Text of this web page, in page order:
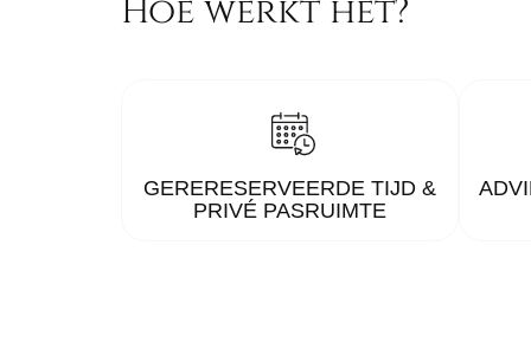
Hoe werkt het?
GERERESERVEERDE TIJD &
PRIVÉ PASRUIMTE